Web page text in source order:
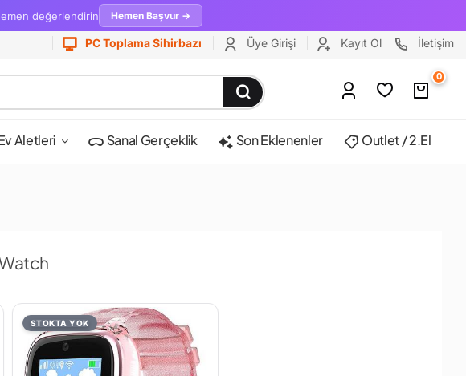
değerlendirin Hemen Başvur →
PC Toplama Sihirbazı Üye Girişi Kayıt Ol İletişim
0
Aletleri Sanal Gerçeklik Son Eklenenler Outlet / 2.El
STOKTA YOK